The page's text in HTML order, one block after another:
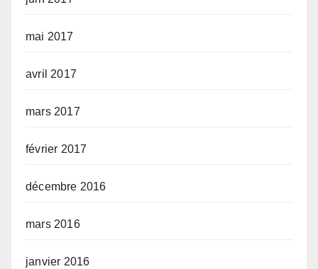
mai 2017
avril 2017
mars 2017
février 2017
décembre 2016
mars 2016
janvier 2016